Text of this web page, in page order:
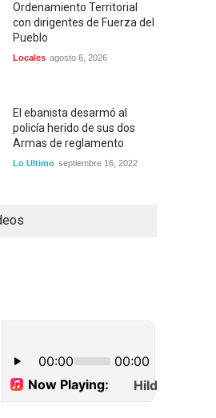
Ordenamiento Territorial
con dirigentes de Fuerza del
Pueblo
Locales agosto 6, 2026
El ebanista desarmó al
policía herido de sus dos
Armas de reglamento
Lo Ultimo septiembre 16, 2022
carretera Los Jusos-Río
cocaína en Higüey
Uncategorized
septiembre 17, 2022